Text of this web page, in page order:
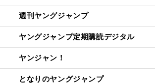
週刊ヤングジャンプ
ヤングジャンプ定期購読デジタル
ヤンジャン！
となりのヤングジャンプ